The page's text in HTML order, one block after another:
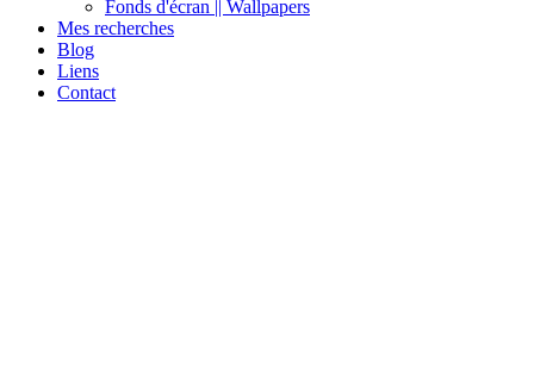
Fonds d'écran || Wallpapers
Mes recherches
Blog
Liens
Contact